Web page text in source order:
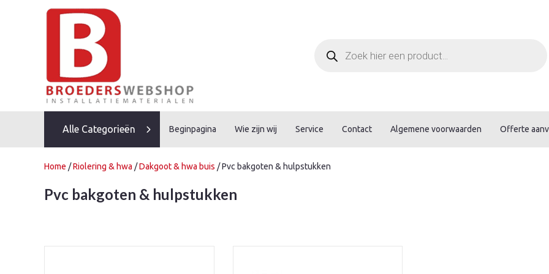
zoeken
Alle Categorieën Beginpagina Wie zijn wij Service Contact Algemene voorwaarden Offerte
Home /Riolering & hwa /Dakgoot & hwa buis / Pvc bakgoten & hulpstukken
Pvc bakgoten & hulpstukken